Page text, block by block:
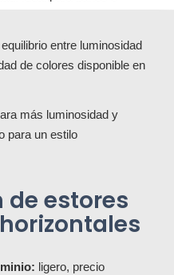
entre luminosidad
de colores disponible en
más luminosidad y
para un estilo
de estores
ligero, precio